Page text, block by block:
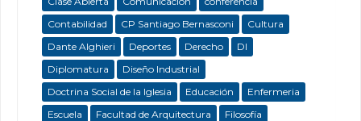
Contabilidad
CP Santiago Bernasconi
Cultura
Dante Alghieri
Deportes Derecho
DI
Diplomatura
Diseño Industrial
Doctrina Social de la Iglesia
Educación
Enfermeria
Escuela
Facultad de Arquitectura
Filosofía